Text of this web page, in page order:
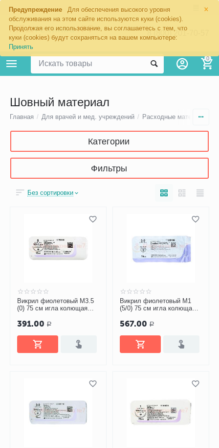
×
Предупреждение
Для обеспечения высокого уровня
обслуживания на этом сайте используются куки (cookies).
Продолжая его использование, вы соглашаетесь с тем, что
куки (cookies) будут сохраняться на вашем компьютере:
Принять
8 (800) 201-70-57
0
Шовный материал
Главная / Для врачей и мед. учреждений / Расходные материалы
Категории
Фильтры
Без сортировки
Викрил фиолетовый М3.5
(0) 75 см игла колющая
арт. W9138
391.00 Р
Викрил фиолетовый М1
(5/0) 75 см игла колющая
арт. W9105
567.00 Р